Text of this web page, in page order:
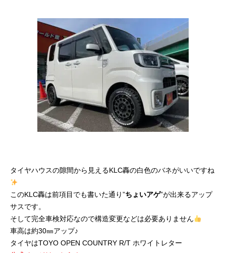
タイヤハウスの隙間から見えるKLC轟の白色のバネがいいですね
このKLC轟は前項目でも書いた通り”ちょいアゲ”が出来るアップ
サスです。
そして完全車検対応なので構造変更などは必要ありません
車高は約30㎜アップ♪
タイヤはTOYO OPEN COUNTRY R/T ホワイトレター